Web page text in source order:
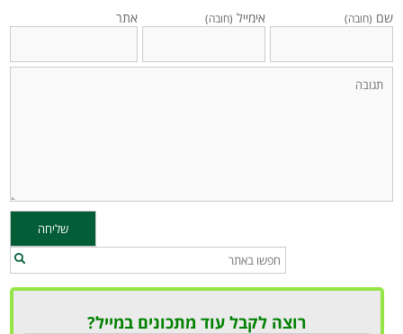
שם (חובה) אימייל (חובה) אתר
רוצה לקבל עוד מתכונים במייל?